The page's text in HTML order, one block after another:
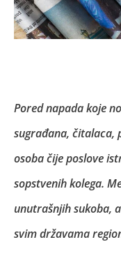
Pored napada koje
sugrađana, čitalaca,
osoba čije poslove
sopstvenih kolega.
unutrašnjih sukoba,
svim državama